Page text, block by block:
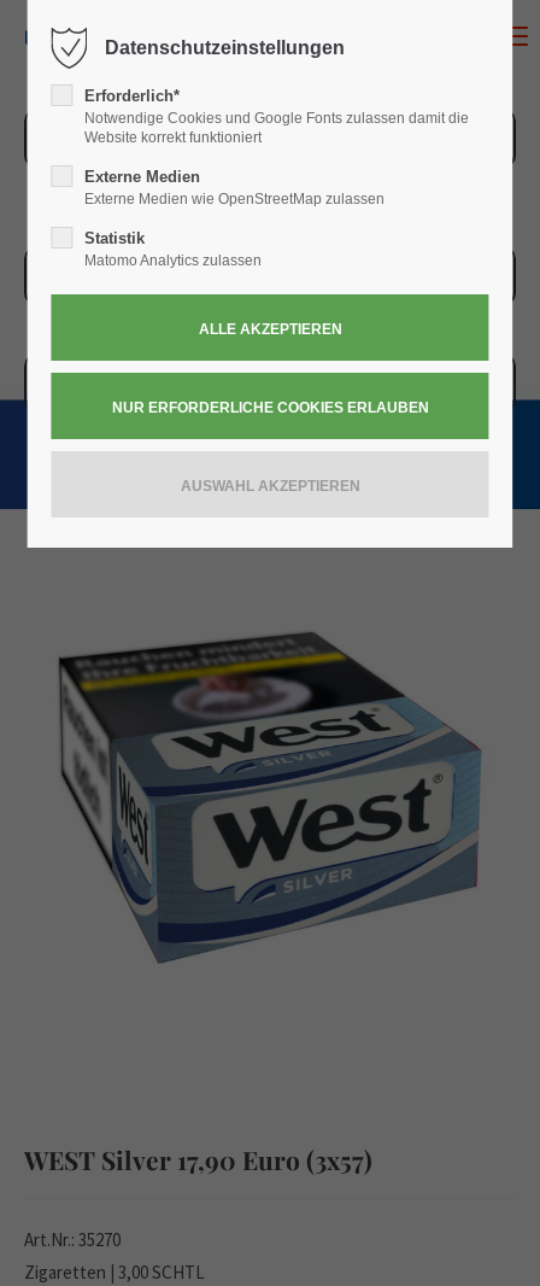
ZUR ÜBERSICHT
WEST Silver 17,90 Euro (3x57)
Art.Nr.: 35270
Zigaretten | 3,00 SCHTL
Datenschutzeinstellungen
Erforderlich*
Notwendige Cookies und Google Fonts zulassen damit die
Website korrekt funktioniert
Externe Medien
Externe Medien wie OpenStreetMap zulassen
Statistik
Matomo Analytics zulassen